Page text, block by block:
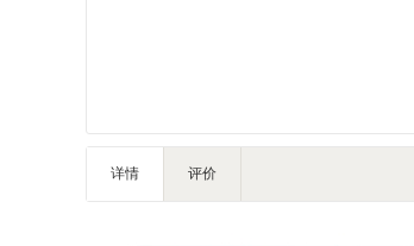
礼品团购
详情 评价